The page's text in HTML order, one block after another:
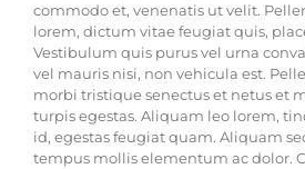
commodo et, venenatis ut velit.
lorem, dictum vitae feugiat quis,
Vestibulum quis purus vel urna
vel mauris nisi, non vehicula est.
morbi tristique senectus et netus et
turpis egestas. Aliquam leo lorem,
id, egestas feugiat quam. Aliquam
tempus mollis elementum ac dolor.